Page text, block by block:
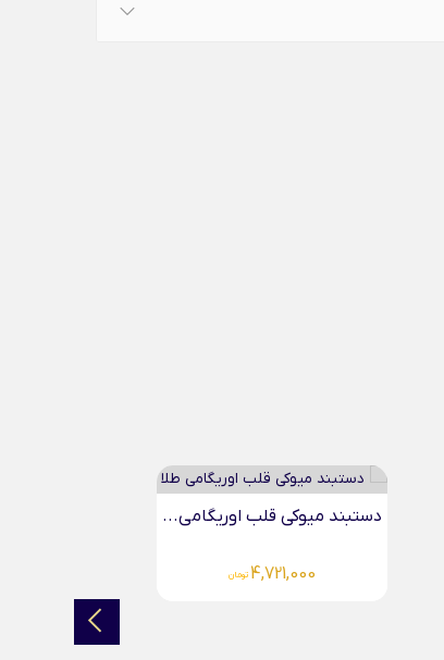
دستبند سنگی قلب ساده...
2,485,000 تومان